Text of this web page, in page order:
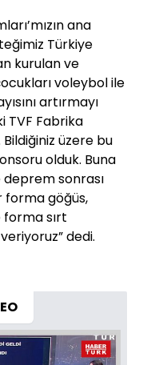
ana
Türkiye
kurulan ve
voleybol ile
artırmayı
TVF Fabrika
Bildiğiniz üzere bu
olduk. Buna
sonrası
forma göğüs,
forma sırt
dedi.